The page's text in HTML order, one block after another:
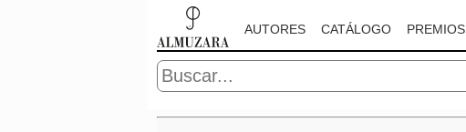
AUTORES CATÁLOGO PREMIOS